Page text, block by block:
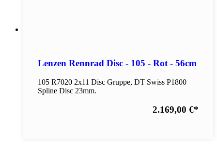
Lenzen Rennrad Disc - 105 - Rot - 56cm
105 R7020 2x11 Disc Gruppe, DT Swiss P1800
Spline Disc 23mm.
2.169,00 €*